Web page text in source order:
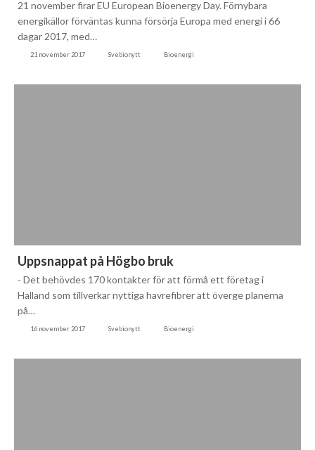
21 november 2017 Svebionytt Bioenergi
21 november firar EU European Bioenergy Day. Förnybara
energikällor förväntas kunna försörja Europa med energi i 66
dagar 2017, med…
16 november 2017 Svebionytt Bioenergi
Uppsnappat på Högbo bruk
- Det behövdes 170 kontakter för att förmå ett företag i
Halland som tillverkar nyttiga havrefibrer att överge planerna
på…